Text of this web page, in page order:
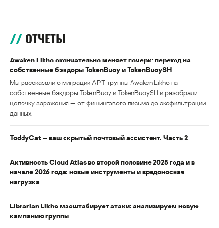
ОТЧЕТЫ
Awaken Likho окончательно меняет почерк: переход на
собственные бэкдоры TokenBuoy и TokenBuoySH
Мы рассказали о миграции APT-группы Awaken Likho на
собственные бэкдоры TokenBuoy и TokenBuoySH и разобрали
цепочку заражения — от фишингового письма до эксфильтрации
данных.
ToddyCat — ваш скрытый почтовый ассистент. Часть 2
Активность Cloud Atlas во второй половине 2025 года и в
начале 2026 года: новые инструменты и вредоносная
нагрузка
Librarian Likho масштабирует атаки: анализируем новую
кампанию группы